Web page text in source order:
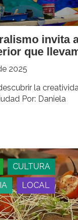
invita
que
2025
la
Por: Daniela
CULTURA
LOCAL